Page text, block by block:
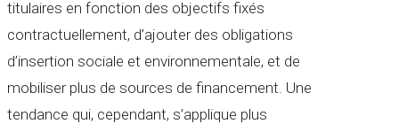
titulaires en fonction des objectifs fixés
contractuellement, d’ajouter des obligations
d’insertion sociale et environnementale, et de
mobiliser plus de sources de financement. Une
tendance qui, cependant, s’applique plus